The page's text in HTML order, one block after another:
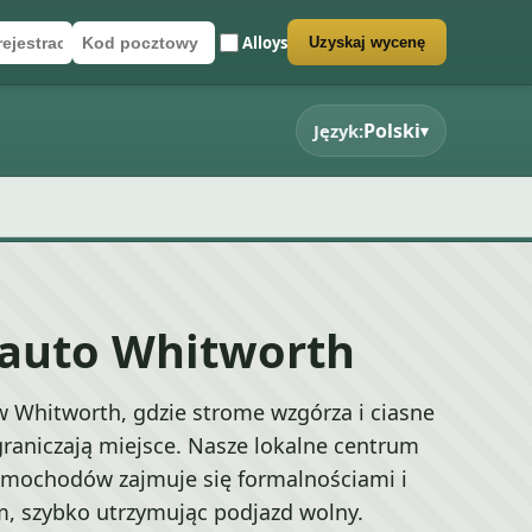
Alloys
wyceny Uzyskaj wycenę
Język:Polski▾
Whitworth
Whitworth, gdzie strome wzgórza i ciasne
miejsce. Nasze lokalne centrum
zajmuje się formalnościami i
szybko utrzymując podjazd wolny.